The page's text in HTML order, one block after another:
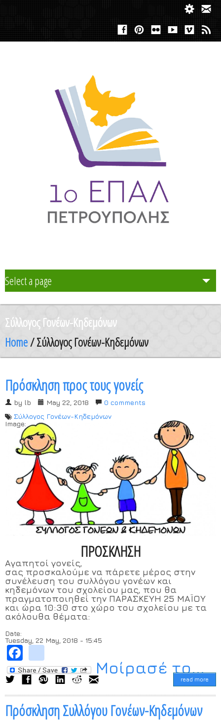
Select a page
Το Σχολείο μας
Δράση Μαθητείας
Μαθητές και Γονείς/Κηδεμόνες
Ανακοινώσεις
Χρήσιμα Έντυπα
Σύλλογος Γονέων-Κηδεμόνων
Home/ Σύλλογος Γονέων-Κηδεμόνων
Πρόσκληση προς τους γονείς
by lb May 22, 2018
0 comments
Σύλλογος Γονέων-Κηδεμόνων
Image:
ΠΡΟΣΚΛΗΣΗ
Αγαπητοί γονείς,
σας προσκαλούμε να πάρετε μέρος στην
συνέλευση του συλλόγου γονέων και
κηδεμόνων του σχολείου μας, που θα
πραγματοποιηθεί την ΠΑΡΑΣΚΕΥΗ 25 ΜΑΪΟΥ
και ώρα 10:30 στο χώρο του σχολείου με τα
ακόλουθα θέματα:
Date:
Tuesday, 22 May, 2018 - 15:45
Μοίρασέ το...
read more
Πρόσκληση Συλλόγου Γονέων-Κηδεμόνων